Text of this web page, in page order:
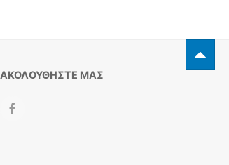
ΑΚΟΛΟΥΘΗΣΤΕ ΜΑΣ